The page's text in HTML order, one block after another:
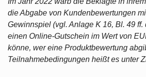
die Abgabe von Kundenbewertungen
Gewinnspiel (vgl. Anlage K 16, Bl. 49 ff.
einen Online-Gutschein im Wert von
könne, wer eine Produktbewertung
Teilnahmebedingungen heißt es unter